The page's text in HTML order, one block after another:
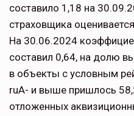
составило 1,18 на
страховщика
На 30.06.2024
составил 0,64, на долю
в объекты с условным
ruA- и выше пришлось
отложенных